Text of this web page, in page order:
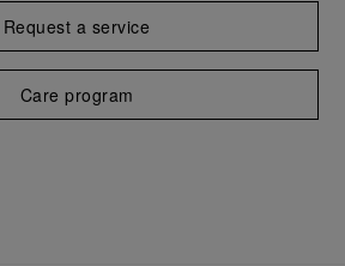
Request a service
Care program